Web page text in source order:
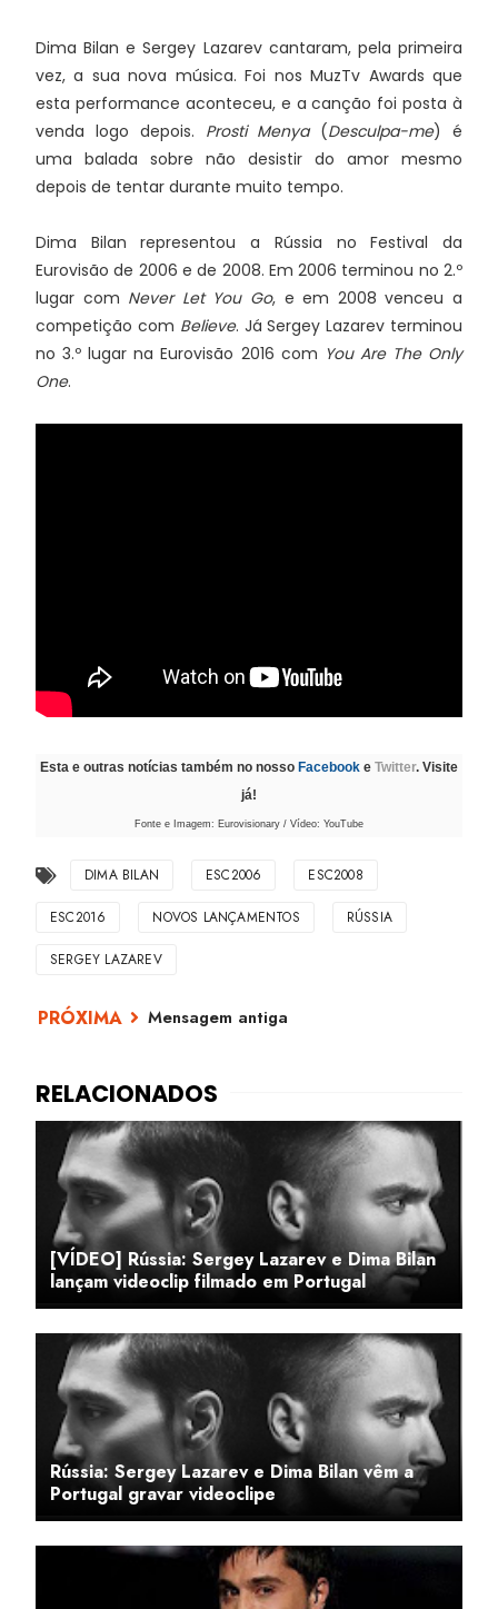
Dima Bilan e Sergey Lazarev cantaram, pela primeira
vez, a sua nova música. Foi nos MuzTv Awards que
esta performance aconteceu, e a canção foi posta à
venda logo depois. Prosti Menya (Desculpa-me) é
uma balada sobre não desistir do amor mesmo
depois de tentar durante muito tempo.
Dima Bilan representou a Rússia no Festival da
Eurovisão de 2006 e de 2008. Em 2006 terminou no 2.º
lugar com Never Let You Go, e em 2008 venceu a
competição com Believe. Já Sergey Lazarev terminou
no 3.º lugar na Eurovisão 2016 com You Are The Only
One.
Esta e outras notícias também no nosso Facebook e Twitter. Visite
já!
Fonte e Imagem: Eurovisionary / Vídeo: YouTube
DIMA BILAN ESC2006 ESC2008
ESC2016 NOVOS LANÇAMENTOS RÚSSIA
SERGEY LAZAREV
Mensagem antiga
[VÍDEO] Rússia: Sergey Lazarev e Dima Bilan
lançam videoclip filmado em Portugal
Rússia: Sergey Lazarev e Dima Bilan vêm a
Portugal gravar videoclipe